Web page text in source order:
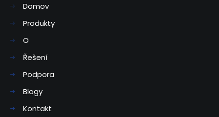
Domov
Produkty
O
Řešení
Podpora
Blogy
Kontakt